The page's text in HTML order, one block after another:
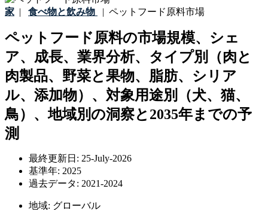
家 | 食べ物と飲み物 | ペットフード原料市場
ペットフード原料の市場規模、シェ
ア、成長、業界分析、タイプ別（肉と
肉製品、野菜と果物、脂肪、シリア
ル、添加物）、対象用途別（犬、猫、
鳥）、地域別の洞察と2035年までの予
測
最終更新日: 25-July-2026
基準年: 2025
過去データ: 2021-2024
地域: グローバル